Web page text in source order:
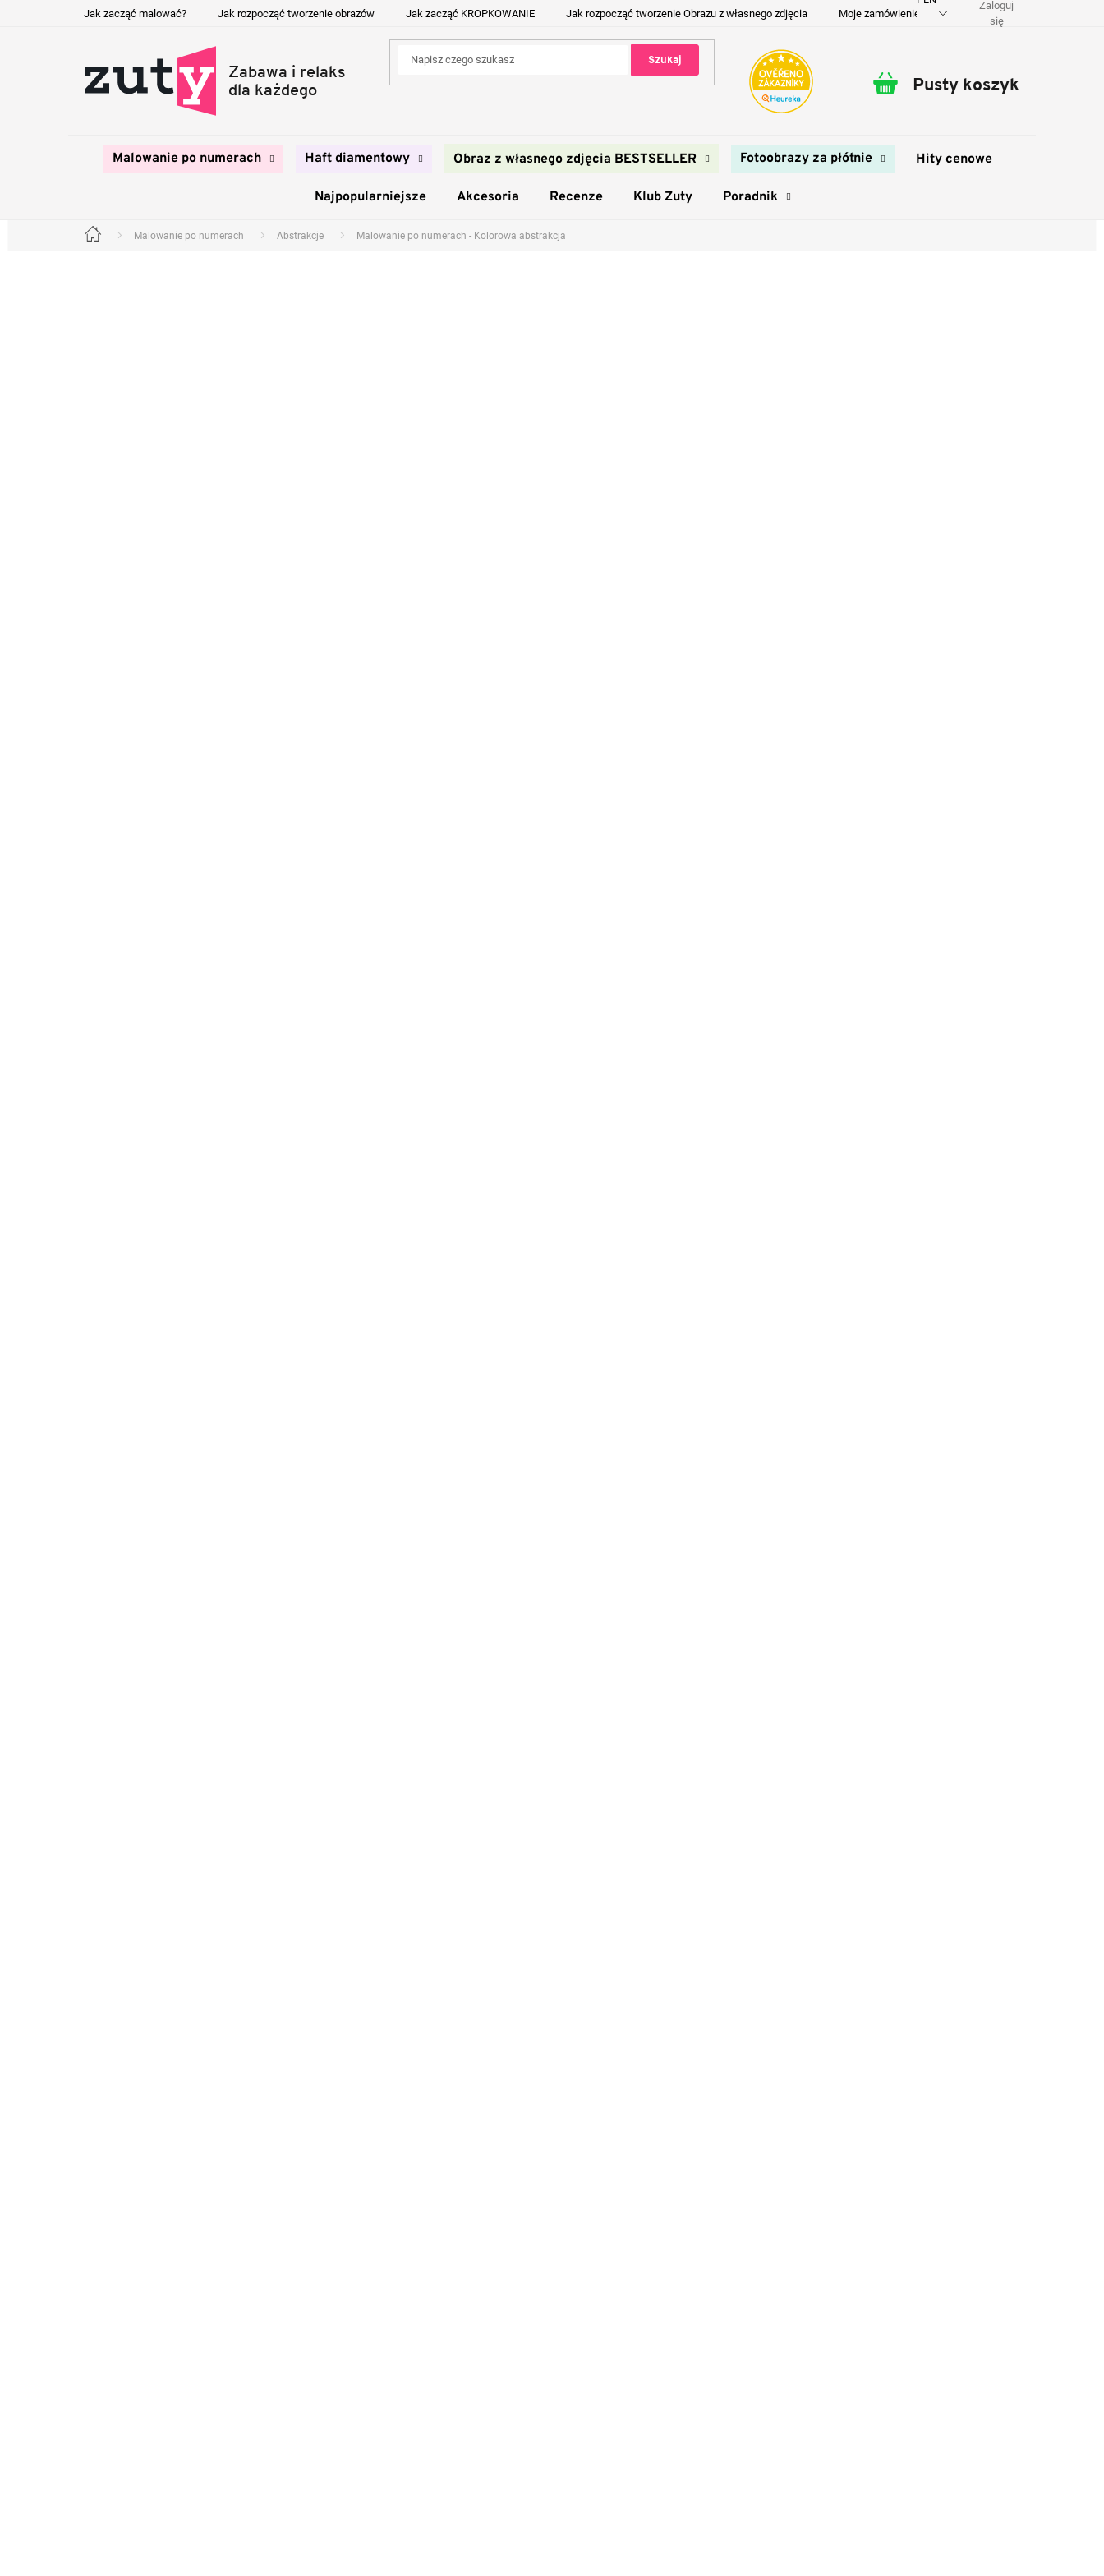
Jak zacząć malować? Jak rozpocząć tworzenie obrazów Jak zacząć KROPKOWANIE Jak rozpocząć tworzenie Obrazu z własnego zdjęcia Moje zamówienie Dostawa i płatność
Zaloguj
się
Szukaj
Koszyk
Pusty koszyk
Malowanie po numerach Haft diamentowy Obraz z własnego zdjęcia BESTSELLER Fotoobrazy za płótnie Hity cenowe
Najpopularniejsze Akcesoria Recenze Klub Zuty Poradnik
Home Malowanie po numerach Abstrakcje Malowanie po numerach - Kolorowa abstrakcja